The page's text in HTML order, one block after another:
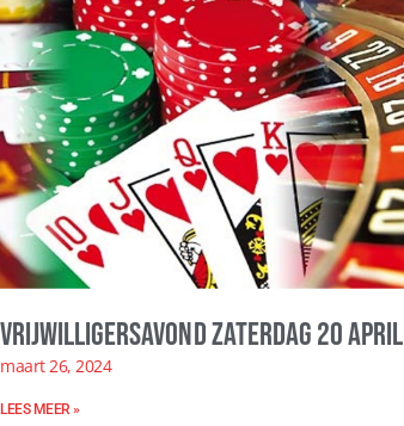
Vrijwilligersavond zaterdag 20 april
maart 26, 2024
LEES MEER »